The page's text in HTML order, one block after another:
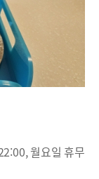
월요일 휴무